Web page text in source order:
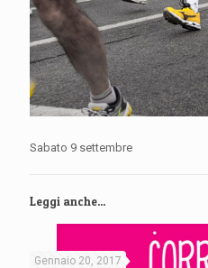
Sabato 9 settembre
Leggi anche...
Gennaio 20, 2017